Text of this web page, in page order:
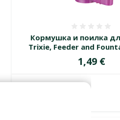
Кормушка и поилка
Trixie, Feeder and
Цена
1,49 €